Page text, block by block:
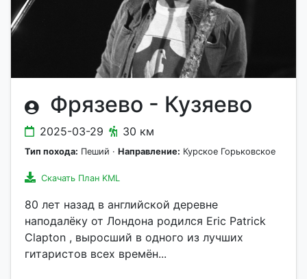
Фрязево - Кузяево
2025-03-29 30 км
Тип похода: Пеший · Направление: Курское Горьковское
Скачать План KML
80 лет назад в английской деревне
наподалёку от Лондона родился Eric Patrick
Clapton , выросший в одного из лучших
гитаристов всех времён...